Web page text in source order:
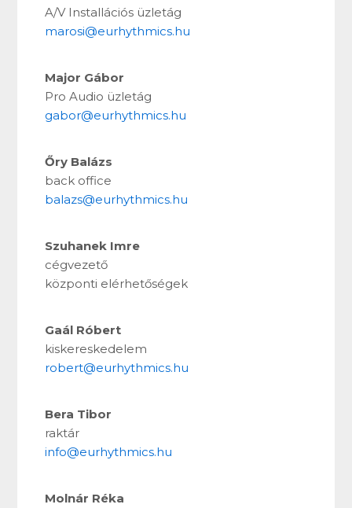
A/V Installációs üzletág
marosi@eurhythmics.hu
Major Gábor
Pro Audio üzletág
gabor@eurhythmics.hu
Őry Balázs
back office
balazs@eurhythmics.hu
Szuhanek Imre
cégvezető
központi elérhetőségek
Gaál Róbert
kiskereskedelem
robert@eurhythmics.hu
Bera Tibor
raktár
info@eurhythmics.hu
Molnár Réka